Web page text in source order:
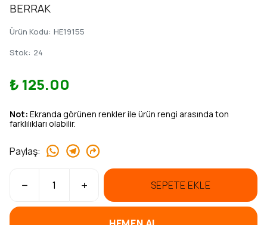
BERRAK
Ürün Kodu: HE19155
Stok: 24
₺ 125.00
Not: Ekranda görünen renkler ile ürün rengi arasında ton
farklılıkları olabilir.
Paylaş:
SEPETE EKLE